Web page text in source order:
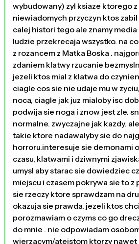
wybudowany) zyl ksiaze ktorego z
niewiadomych przyczyn ktos zabil
calej histori tego ale znamy media
ludzie przekrecaja wszystko. na
z rozancem z Matka Boska .
zdaniem klatwy rzucanie
jezeli ktos mial z klatwa do
ciagle cos sie nie udaje mu w
noca, ciagle jak juz mialoby isc
podwija sie noga i znow jest zle.
normalne. zwyczajne jak kazdy.
takie ktore nadawalyby sie do
horroru.interesuje sie demonami
czasu, klatwami i dziwnymi
umysl aby starac sie dowiedziec
miejscu i czasem pokrywa sie to z
sie rzeczy ktore sprawdzam na
okazuja sie prawda. jezeli ktos
porozmawiam o czyms co go
do mnie . nie odpowiadam
wierzacym/ateistom ktorzy nawet